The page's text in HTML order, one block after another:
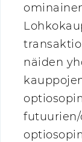
näiden
futuurien/